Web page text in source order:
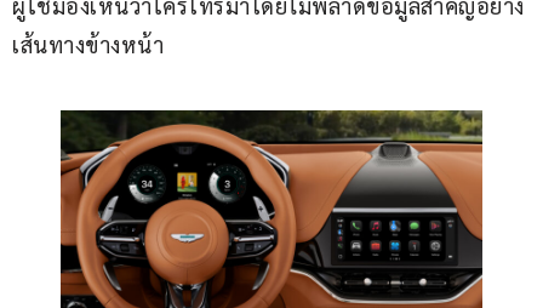
ผู้ใช้มองเห็นว่าใครโทรมาโดยไม่พลาดข้อมูลสำคัญอย่าง
เส้นทางข้างหน้า